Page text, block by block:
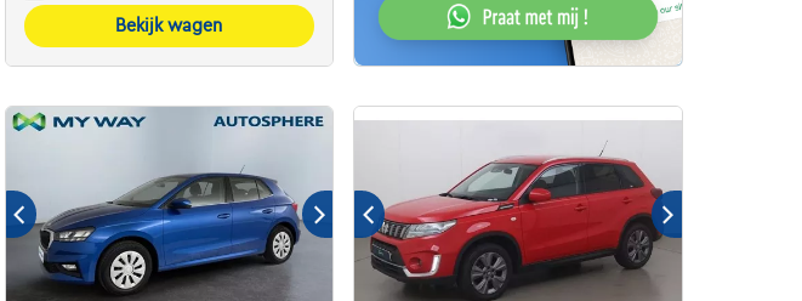
Bekijk wagen